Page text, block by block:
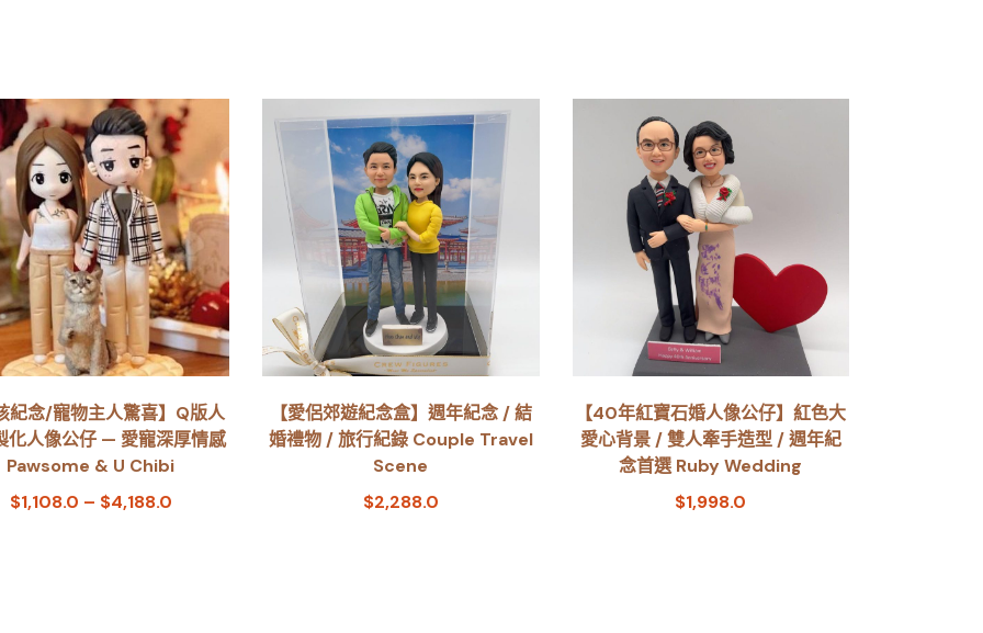
紀念/寵物主人驚喜】Q版人
化人像公仔 — 愛寵深厚情感
Pawsome & U Chibi
$1,108.0 – $4,188.0
【愛侶郊遊紀念盒】週年紀念 / 結
婚禮物 / 旅行紀錄 Couple Travel
Scene
$2,288.0
【40年紅寶石婚人像公仔】紅色大
愛心背景 / 雙人牽手造型 / 週年紀
念首選 Ruby Wedding
$1,998.0